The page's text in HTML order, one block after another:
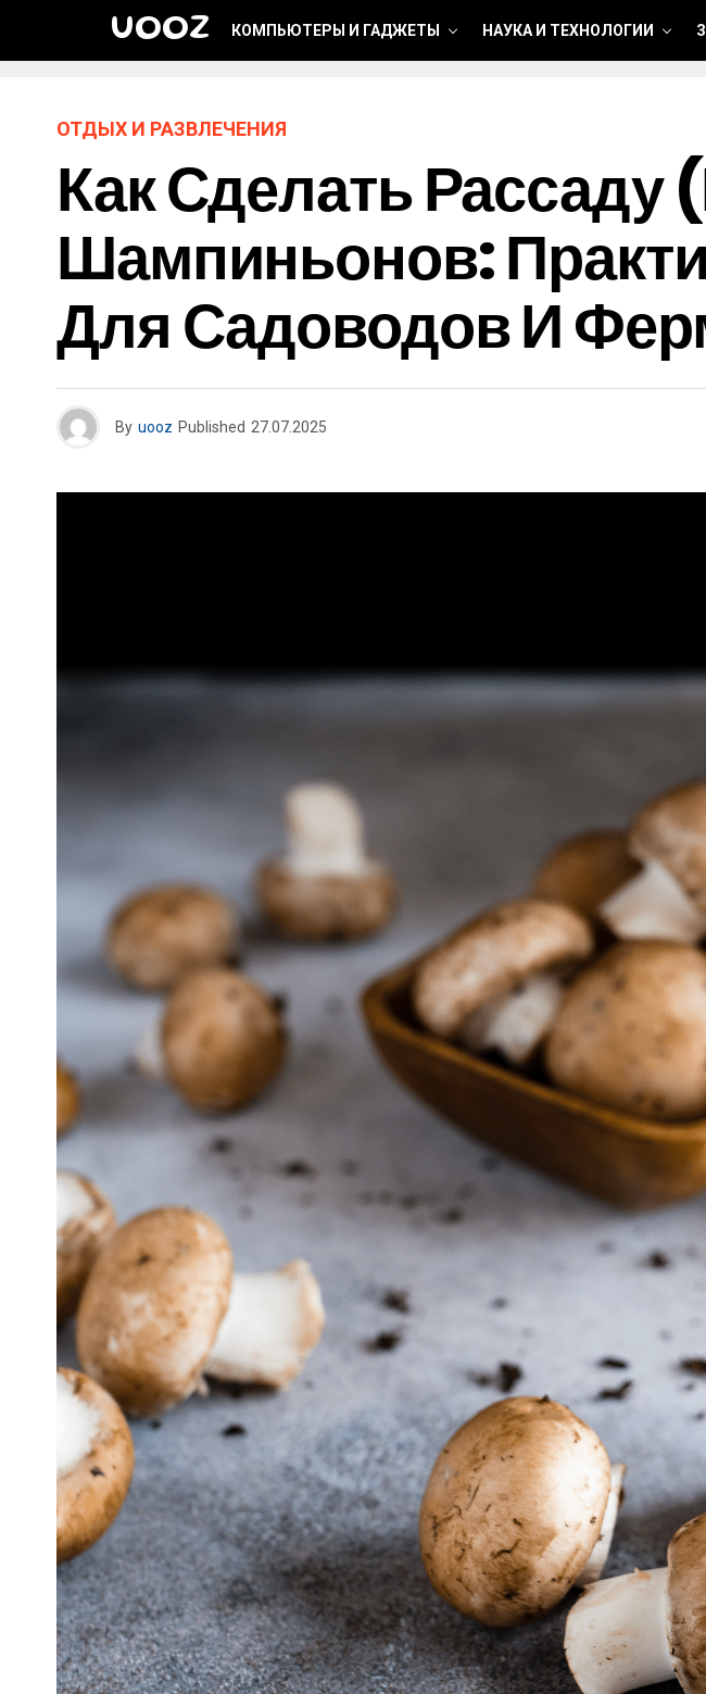
UOOZ КОМПЬЮТЕРЫ И ГАДЖЕТЫ НАУКА И ТЕХНОЛОГИИ
ОТДЫХ И РАЗВЛЕЧЕНИЯ
Как Сделать
Шампиньонов:
Для Садоводов И
By uooz Published 27.07.2025